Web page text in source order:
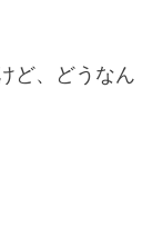
ど、どうなん